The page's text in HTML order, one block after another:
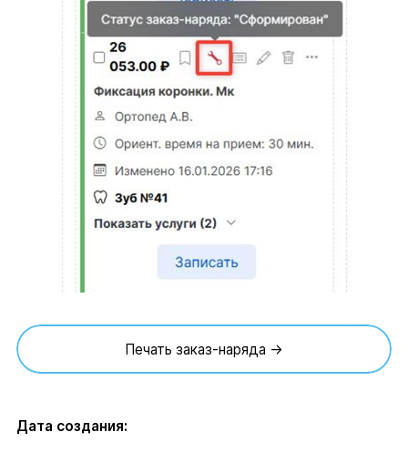
Печать заказ-наряда →
Дата создания: